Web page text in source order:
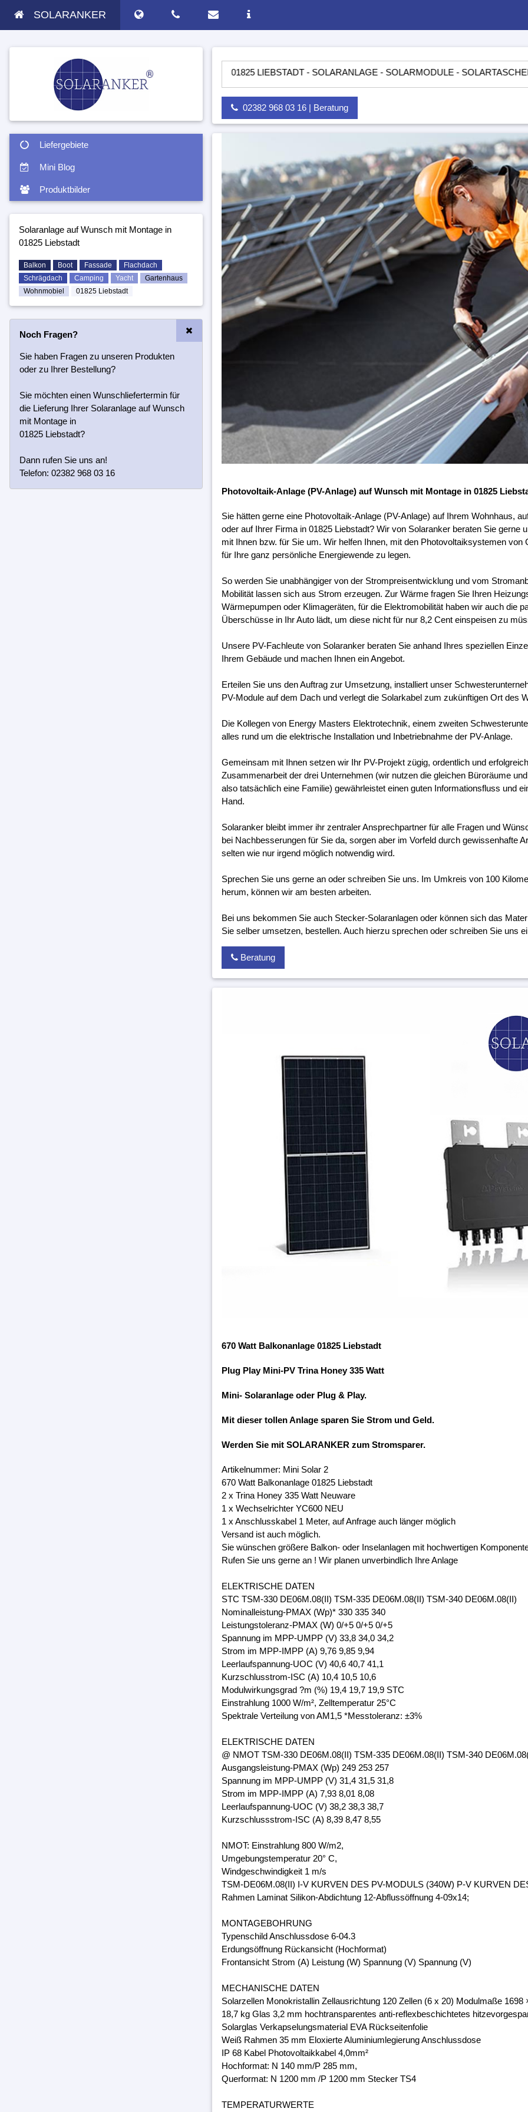
SOLARANKER
Liefergebiete
Mini Blog
Produktbilder
Solaranlage auf Wunsch mit Montage in
01825 Liebstadt
Balkon Boot Fassade
Flachdach
Schrägdach
Camping Yacht
Gartenhaus
Wohnmobiel
01825 Liebstadt
Noch Fragen?
Sie haben Fragen zu unseren Produkten
oder zu Ihrer Bestellung?
Sie möchten einen Wunschliefertermin für
die Lieferung Ihrer Solaranlage auf Wunsch
mit Montage in
01825 Liebstadt?
Dann rufen Sie uns an!
Telefon: 02382 968 03 16
ANLAGE AUF WUNSCH MIT MONTAGE IN 01825 LIEBSTADT - SOLARANLAGE - SOLARMODULE - SOLARTASCHEN -
02382 968 03 16 | Beratung
Photovoltaik-Anlage (PV-Anlage) auf Wunsch mit Montage in 01825
Sie hätten gerne eine Photovoltaik-Anlage (PV-Anlage) auf Ihrem Wohnhaus,
oder auf Ihrer Firma in 01825 Liebstadt? Wir von Solaranker beraten Sie gerne
mit Ihnen bzw. für Sie um. Wir helfen Ihnen, mit den Photovoltaiksystemen von
für Ihre ganz persönliche Energiewende zu legen.
So werden Sie unabhängiger von der Strompreisentwicklung und vom
Mobilität lassen sich aus Strom erzeugen. Zur Wärme fragen Sie Ihren
Wärmepumpen oder Klimageräten, für die Elektromobilität haben wir auch die
Überschüsse in Ihr Auto lädt, um diese nicht für nur 8,2 Cent einspeisen zu
Unsere PV-Fachleute von Solaranker beraten Sie anhand Ihres speziellen
Ihrem Gebäude und machen Ihnen ein Angebot.
Erteilen Sie uns den Auftrag zur Umsetzung, installiert unser
PV-Module auf dem Dach und verlegt die Solarkabel zum zukünftigen Ort des
Die Kollegen von Energy Masters Elektrotechnik, einem zweiten
alles rund um die elektrische Installation und Inbetriebnahme der PV-Anlage.
Gemeinsam mit Ihnen setzen wir Ihr PV-Projekt zügig, ordentlich und
Zusammenarbeit der drei Unternehmen (wir nutzen die gleichen Büroräume
also tatsächlich eine Familie) gewährleistet einen guten Informationsfluss und
Hand.
Solaranker bleibt immer ihr zentraler Ansprechpartner für alle Fragen und
bei Nachbesserungen für Sie da, sorgen aber im Vorfeld durch gewissenhafte
selten wie nur irgend möglich notwendig wird.
Sprechen Sie uns gerne an oder schreiben Sie uns. Im Umkreis von 100
herum, können wir am besten arbeiten.
Bei uns bekommen Sie auch Stecker-Solaranlagen oder können sich das
Sie selber umsetzen, bestellen. Auch hierzu sprechen oder schreiben Sie uns
Beratung
670 Watt Balkonanlage 01825 Liebstadt
Plug Play Mini-PV Trina Honey 335 Watt
Mini- Solaranlage oder Plug & Play.
Mit dieser tollen Anlage sparen Sie Strom und Geld.
Werden Sie mit SOLARANKER zum Stromsparer.
Artikelnummer: Mini Solar 2
670 Watt Balkonanlage 01825 Liebstadt
2 x Trina Honey 335 Watt Neuware
1 x Wechselrichter YC600 NEU
1 x Anschlusskabel 1 Meter, auf Anfrage auch länger möglich
Versand ist auch möglich.
Sie wünschen größere Balkon- oder Inselanlagen mit hochwertigen
Rufen Sie uns gerne an ! Wir planen unverbindlich Ihre Anlage
ELEKTRISCHE DATEN
STC TSM-330 DE06M.08(II) TSM-335 DE06M.08(II) TSM-340 DE06M.08(II)
Nominalleistung-PMAX (Wp)* 330 335 340
Leistungstoleranz-PMAX (W) 0/+5 0/+5 0/+5
Spannung im MPP-UMPP (V) 33,8 34,0 34,2
Strom im MPP-IMPP (A) 9,76 9,85 9,94
Leerlaufspannung-UOC (V) 40,6 40,7 41,1
Kurzschlusstrom-ISC (A) 10,4 10,5 10,6
Modulwirkungsgrad ?m (%) 19,4 19,7 19,9 STC
Einstrahlung 1000 W/m², Zelltemperatur 25°C
Spektrale Verteilung von AM1,5 *Messtoleranz: ±3%
ELEKTRISCHE DATEN
@ NMOT TSM-330 DE06M.08(II) TSM-335 DE06M.08(II) TSM-340
Ausgangsleistung-PMAX (Wp) 249 253 257
Spannung im MPP-UMPP (V) 31,4 31,5 31,8
Strom im MPP-IMPP (A) 7,93 8,01 8,08
Leerlaufspannung-UOC (V) 38,2 38,3 38,7
Kurzschlussstrom-ISC (A) 8,39 8,47 8,55
NMOT: Einstrahlung 800 W/m2,
Umgebungstemperatur 20° C,
Windgeschwindigkeit 1 m/s
TSM-DE06M.08(II) I-V KURVEN DES PV-MODULS (340W) P-V KURVEN
Rahmen Laminat Silikon-Abdichtung 12-Abflussöffnung 4-09x14;
MONTAGEBOHRUNG
Typenschild Anschlussdose 6-04.3
Erdungsöffnung Rückansicht (Hochformat)
Frontansicht Strom (A) Leistung (W) Spannung (V) Spannung (V)
MECHANISCHE DATEN
Solarzellen Monokristallin Zellausrichtung 120 Zellen (6 x 20) Modulmaße
18,7 kg Glas 3,2 mm hochtransparentes anti-reflexbeschichtetes
Solarglas Verkapselungsmaterial EVA Rückseitenfolie
Weiß Rahmen 35 mm Eloxierte Aluminiumlegierung Anschlussdose
IP 68 Kabel Photovoltaikkabel 4,0mm²
Hochformat: N 140 mm/P 285 mm,
Querformat: N 1200 mm /P 1200 mm Stecker TS4
TEMPERATURWERTE